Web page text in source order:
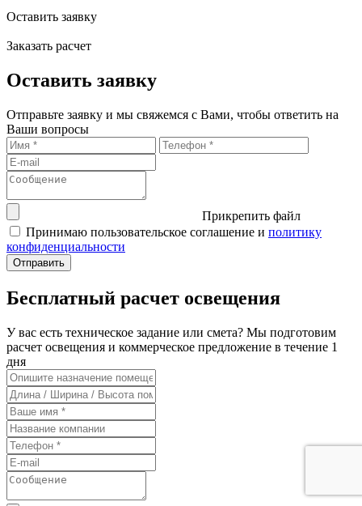
Оставить заявку
Заказать расчет
Оставить заявку
Отправьте заявку и мы свяжемся с Вами, чтобы ответить на
Ваши вопросы
Прикрепить файл
Принимаю пользовательское соглашение и политику
конфиденциальности
Бесплатный расчет освещения
У вас есть техническое задание или смета? Мы подготовим
расчет освещения и коммерческое предложение в течение 1
дня